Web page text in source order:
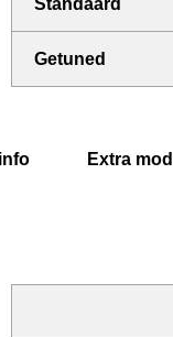
Getuned
Extra